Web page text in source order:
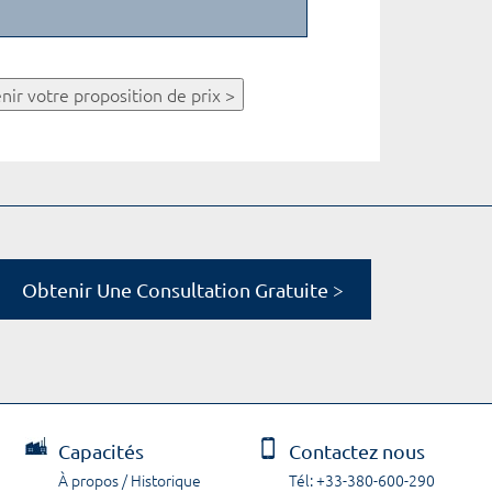
votre proposition de prix >
Obtenir Une Consultation Gratuite >
Capacités
À propos / Historique
Contactez nous
Tél: +33-380-600-290